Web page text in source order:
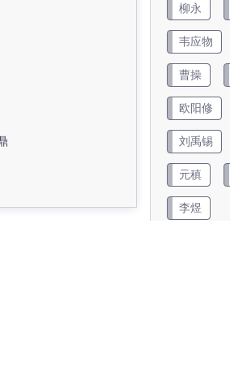
柳永
韦应物
曹操
欧阳修
刘禹锡
元稹
李煜